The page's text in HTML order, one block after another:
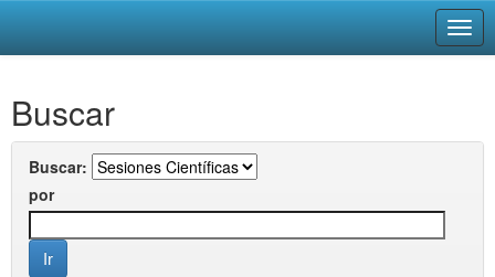
navigation
Buscar
Buscar:
por